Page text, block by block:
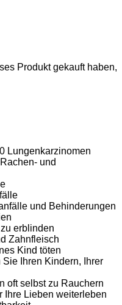
Produkt gekauft haben,
Lungenkarzinomen
und
und Behinderungen
erblinden
Zahnfleisch
Kind töten
Ihren Kindern, Ihrer
oft selbst zu Rauchern
Ihre Lieben weiterleben